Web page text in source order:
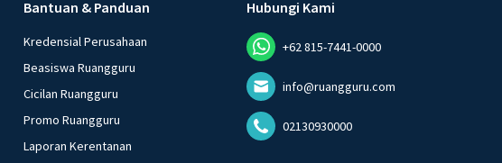
Bantuan & Panduan
Kredensial Perusahaan
Beasiswa Ruangguru
Cicilan Ruangguru
Promo Ruangguru
Laporan Kerentanan
Hubungi Kami
+62 815-7441-0000
info@ruangguru.com
02130930000